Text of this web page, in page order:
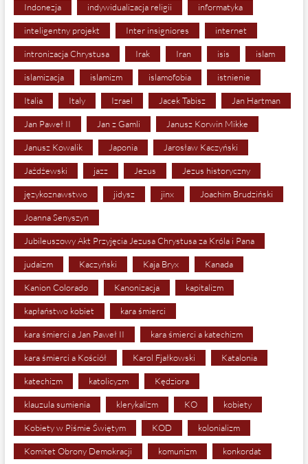
Indonezja indywidualizacja religii informatyka
inteligentny projekt Inter insigniores internet
intronizacja Chrystusa Irak Iran isis islam
islamizacja islamizm islamofobia istnienie
Italia Italy Izrael Jacek Tabisz Jan Hartman
Jan Paweł II Jan z Gamli Janusz Korwin Mikke
Janusz Kowalik Japonia Jarosław Kaczyński
Jażdżewski jazz Jezus Jezus historyczny
językoznawstwo jidysz jinx Joachim Brudziński
Joanna Senyszyn
Jubileuszowy Akt Przyjęcia Jezusa Chrystusa za Króla i Pana
judaizm Kaczyński Kaja Bryx Kanada
Kanion Colorado Kanonizacja kapitalizm
kapłaństwo kobiet kara śmierci
kara śmierci a Jan Paweł II kara śmierci a katechizm
kara śmierci a Kościół Karol Fjałkowski Katalonia
katechizm katolicyzm Kędziora
klauzula sumienia klerykalizm KO kobiety
Kobiety w Piśmie Świętym KOD kolonializm
Komitet Obrony Demokracji komunizm konkordat